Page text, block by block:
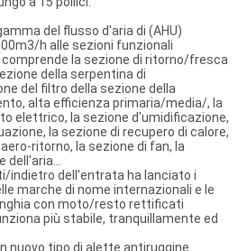
del flusso d'aria di (AHU)
h alle sezioni funzionali
la sezione di ritorno/fresca
della serpentina di
del filtro della sezione della
alta efficienza primaria/media/, la
elettrico, la sezione d'umidificazione,
la sezione di recupero di calore,
ritorno, la sezione di fan, la
dell'aria…
indietro dell'entrata ha lanciato i
marche di nome internazionali e le
con moto/resto rettificati
più stabile, tranquillamente ed
nuovo tipo di alette antiruggine